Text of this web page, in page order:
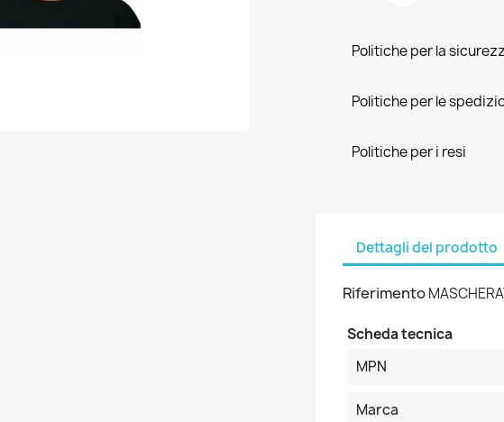
Politiche per la
Politiche per le
Politiche per i resi
Dettagli del prodotto
Riferimento
Scheda tecnica
MPN
Marca